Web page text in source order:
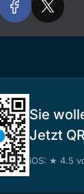
Sie
Jetzt
iOS: ★ 4.5